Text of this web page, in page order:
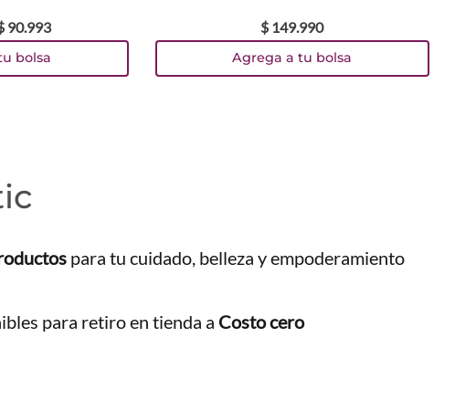
90.993
bolsa
$ 149.990
Agrega a tu bolsa
para tu cuidado, belleza y empoderamiento
para retiro en tienda a Costo cero